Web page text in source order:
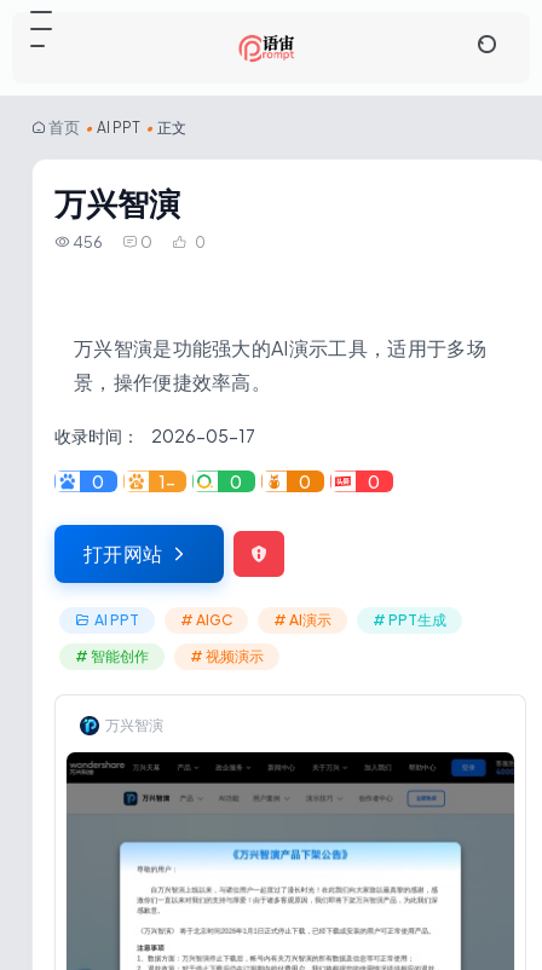
首页 • AI PPT • 正文
万兴智演
456 0 0
万兴智演是功能强大的AI演示工具，适用于多场
景，操作便捷效率高。
收录时间： 2026-05-17
0 1- 0 0 0
打开网站
AI PPT # AIGC # AI演示
# PPT生成
# 智能创作
# 视频演示
万兴智演